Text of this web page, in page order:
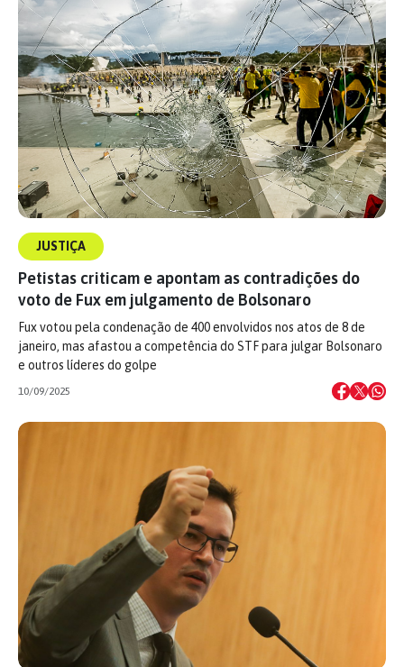
JUSTIÇA
Petistas criticam e apontam as contradições do
voto de Fux em julgamento de Bolsonaro
Fux votou pela condenação de 400 envolvidos nos atos de 8 de
janeiro, mas afastou a competência do STF para julgar Bolsonaro
e outros líderes do golpe
10/09/2025